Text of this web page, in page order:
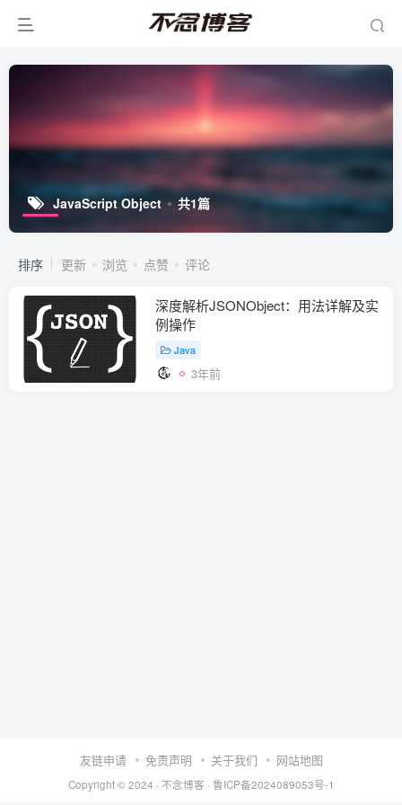
JavaScript Object 共1篇
排序 更新 浏览 点赞 评论
深度解析JSONObject：用法详解及实
例操作
Java
3年前
友链申请 免责声明 关于我们 网站地图
Copyright © 2024 · 不念博客 · 鲁ICP备2024089053号-1